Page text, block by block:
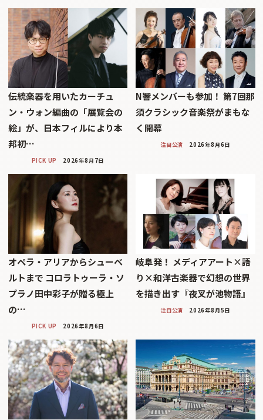
伝統楽器を用いたカーチュ
ン・ウォン編曲の「展覧会の
絵」が、日本フィルにより本
邦初…
PICK UP 2026年8月7日
N響メンバーも参加！ 第7回那
須クラシック音楽祭がまもな
く開幕
注目公演 2026年8月6日
オペラ・アリアからシューベ
ルトまで コロラトゥーラ・ソ
プラノ田中彩子が贈る極上
の…
PICK UP 2026年8月6日
岐阜発！ メディアアート×語
り×和洋古楽器で幻想の世界
を描き出す『夜叉が池物語』
注目公演 2026年8月5日